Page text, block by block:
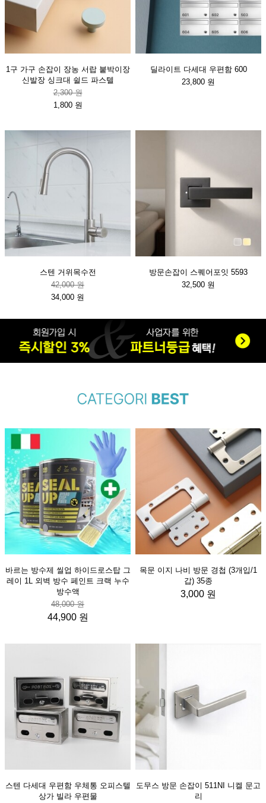
1구 가구 손잡이 장농 서랍 붙박이장
신발장 싱크대 쉴드 파스텔
2,300 원
1,800 원
딜라이트 다세대 우편함 600
23,800 원
스텐 거위목수전
42,000 원
34,000 원
방문손잡이 스퀘어포잇 5593
32,500 원
바르는 방수제 씰업 하이드로스탑 그
레이 1L 외벽 방수 페인트 크랙 누수
방수액
48,000 원
44,900 원
목문 이지 나비 방문 경첩 (3개입/1
갑) 35종
3,000 원
스텐 다세대 우편함 우체통 오피스텔
상가 빌라 우편물
도무스 방문 손잡이 511NI 니켈 문고
리